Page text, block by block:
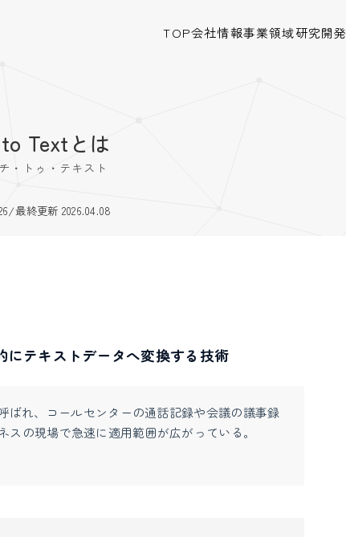
TOP会社情報事業領域研究開発
Textとは
・トゥ・テキスト
/最終更新 2026.04.08
テキストデータへ変換する技術
ばれ、コールセンターの通話記録や会議の議事録
の現場で急速に適用範囲が広がっている。